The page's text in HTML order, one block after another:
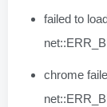
failed to
chrome